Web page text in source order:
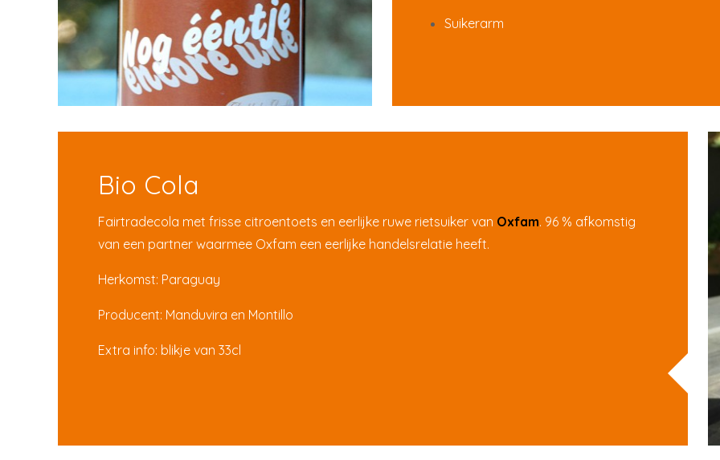
Suikerarm
Bio Cola
Fairtradecola met frisse citroentoets en eerlijke ruwe rietsuiker van Oxfam. 96 % afkomstig
van een partner waarmee Oxfam een eerlijke handelsrelatie heeft.
Herkomst: Paraguay
Producent: Manduvira en Montillo
Extra info: blikje van 33cl